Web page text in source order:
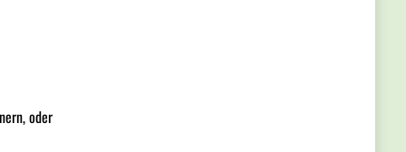
oder